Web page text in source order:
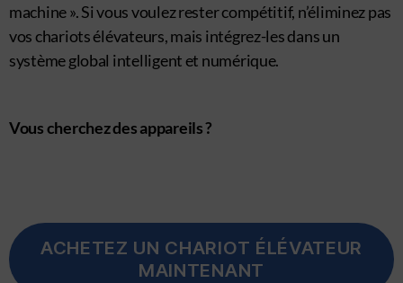
machine ». Si vous voulez rester compétitif, n’éliminez pas
vos chariots élévateurs, mais intégrez-les dans un
système global intelligent et numérique.
Vous cherchez des appareils ?
ACHETEZ UN CHARIOT ÉLÉVATEUR
MAINTENANT